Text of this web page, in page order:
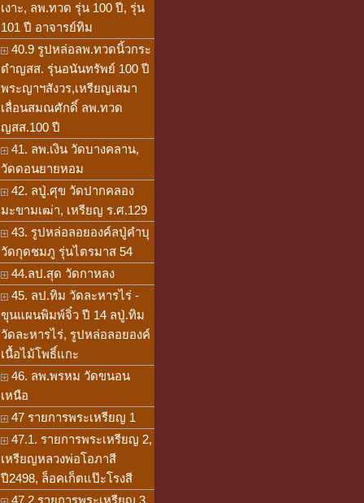
เงาะ, ลพ.ทวด รุ่น 100 ปี, รุ่น
101 ปี อาจารย์ทิม
40.9 รูปหล่อลพ.ทวดนิ้วกระ
ดำญสส. รุ่นอนันทรัพย์ 100 ปี
พระญาฯสังวร,เหรียญเสมา
เลื่อนสมณศักดิ์ ลพ.ทวด
ญสส.100 ปี
41. ลพ.เงิน วัดบางคลาน,
วัดดอนยายหอม
42. ลปู่.ศุข วัดปากคลอง
มะขามเฒ่า, เหรียญ ร.ศ.129
43. รูปหล่อลอยองค์ลปู่คำบุ
วัดกุดชมภู รุ่นไตรมาส 54
44.ลป.สุด วัดกาหลง
45. ลป.ทิม วัดละหารไร่ -
ขุนแผนพิมพ์จิ๋ว ปี 14 ลปู่.ทิม
วัดละหารไร่, รูปหล่อลอยองค์
เนื้อไม้โพธิ์แกะ
46. ลพ.พรหม วัดขนอน
เหนือ
47 รายการพระเหรียญ 1
47.1. รายการพระเหรียญ 2,
เหรียญหลวงพ่อโอภาสี
ปี2498, ล็อคเก็ตแป๊ะโรงสี
47.2 รายการพระเหรียญ 3,